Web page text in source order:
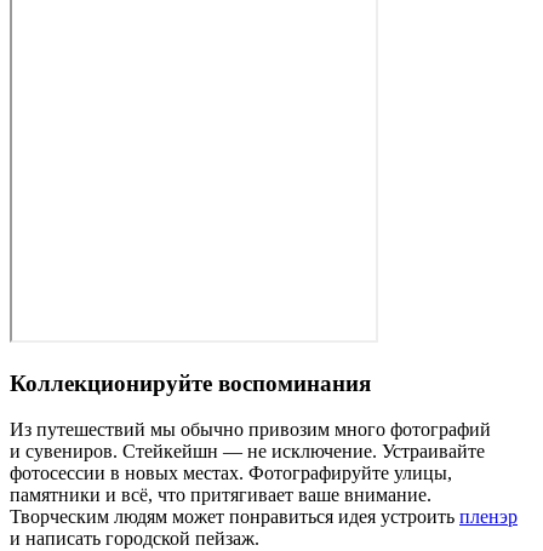
Коллекционируйте воспоминания
Из путешествий мы обычно привозим много фотографий
и сувениров. Стейкейшн — не исключение. Устраивайте
фотосессии в новых местах. Фотографируйте улицы,
памятники и всё, что притягивает ваше внимание.
Творческим людям может понравиться идея устроить пленэр
и написать городской пейзаж.